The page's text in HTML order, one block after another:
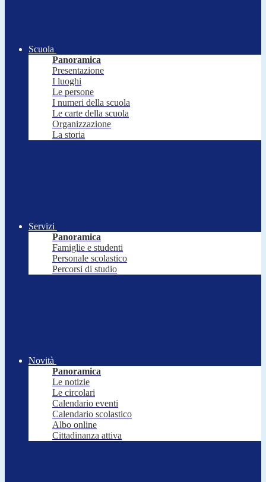
Scuola
Panoramica
Presentazione
I luoghi
Le persone
I numeri della scuola
Le carte della scuola
Organizzazione
La storia
Servizi
Panoramica
Famiglie e studenti
Personale scolastico
Percorsi di studio
Novità
Panoramica
Le notizie
Le circolari
Calendario eventi
Calendario scolastico
Albo online
Cittadinanza attiva